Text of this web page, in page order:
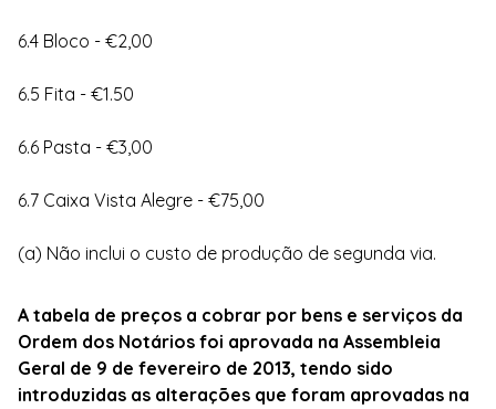
6.4 Bloco - €2,00
6.5 Fita - €1.50
6.6 Pasta - €3,00
6.7 Caixa Vista Alegre - €75,00
(a) Não inclui o custo de produção de segunda via.
A tabela de preços a cobrar por bens e serviços da
Ordem dos Notários foi aprovada na Assembleia
Geral de 9 de fevereiro de 2013, tendo sido
introduzidas as alterações que foram aprovadas na